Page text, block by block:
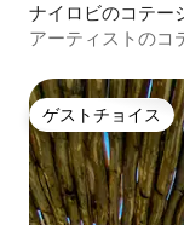
ナイロビのコテー
アーティストのコ
ゲストチョイス
ゲストチョイス